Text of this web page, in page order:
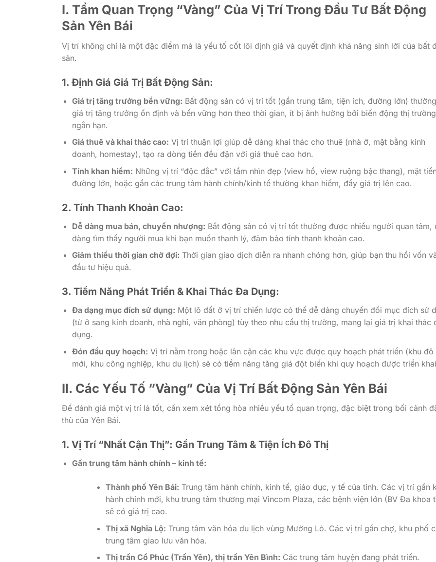
I. Tầm Quan Trọng “Vàng” Của Vị Trí Trong Đầu Tư Bất Động
Sản Yên Bái
Vị trí không chỉ là một đặc điểm mà là yếu tố cốt lõi định giá và quyết định khả năng sinh lời của bất
sản.
1. Định Giá Giá Trị Bất Động Sản:
Giá trị tăng trưởng bền vững: Bất động sản có vị trí tốt (gần trung tâm, tiện ích, đường lớn)
giá trị tăng trưởng ổn định và bền vững hơn theo thời gian, ít bị ảnh hưởng bởi biến động thị trường
ngắn hạn.
Giá thuê và khai thác cao: Vị trí thuận lợi giúp dễ dàng khai thác cho thuê (nhà ở, mặt bằng kinh
doanh, homestay), tạo ra dòng tiền đều đặn với giá thuê cao hơn.
Tính khan hiếm: Những vị trí “độc đắc” với tầm nhìn đẹp (view hồ, view ruộng bậc thang), mặt
đường lớn, hoặc gần các trung tâm hành chính/kinh tế thường khan hiếm, đẩy giá trị lên cao.
2. Tính Thanh Khoản Cao:
Dễ dàng mua bán, chuyển nhượng: Bất động sản có vị trí tốt thường được nhiều người quan tâm,
dàng tìm thấy người mua khi bạn muốn thanh lý, đảm bảo tính thanh khoản cao.
Giảm thiểu thời gian chờ đợi: Thời gian giao dịch diễn ra nhanh chóng hơn, giúp bạn thu hồi vốn
đầu tư hiệu quả.
3. Tiềm Năng Phát Triển & Khai Thác Đa Dụng:
Đa dạng mục đích sử dụng: Một lô đất ở vị trí chiến lược có thể dễ dàng chuyển đổi mục đích sử
(từ ở sang kinh doanh, nhà nghỉ, văn phòng) tùy theo nhu cầu thị trường, mang lại giá trị khai thác
dụng.
Đón đầu quy hoạch: Vị trí nằm trong hoặc lân cận các khu vực được quy hoạch phát triển (khu đô
mới, khu công nghiệp, khu du lịch) sẽ có tiềm năng tăng giá đột biến khi quy hoạch được triển
II. Các Yếu Tố “Vàng” Của Vị Trí Bất Động Sản Yên Bái
Để đánh giá một vị trí là tốt, cần xem xét tổng hòa nhiều yếu tố quan trọng, đặc biệt trong bối cảnh
thù của Yên Bái.
1. Vị Trí “Nhất Cận Thị”: Gần Trung Tâm & Tiện Ích Đô Thị
Gần trung tâm hành chính – kinh tế:
Thành phố Yên Bái: Trung tâm hành chính, kinh tế, giáo dục, y tế của tỉnh. Các vị trí gần
hành chính mới, khu trung tâm thương mại Vincom Plaza, các bệnh viện lớn (BV Đa khoa
sẽ có giá trị cao.
Thị xã Nghĩa Lộ: Trung tâm văn hóa du lịch vùng Mường Lò. Các vị trí gần chợ, khu phố
trung tâm giao lưu văn hóa.
Thị trấn Cổ Phúc (Trấn Yên), thị trấn Yên Bình: Các trung tâm huyện đang phát triển.